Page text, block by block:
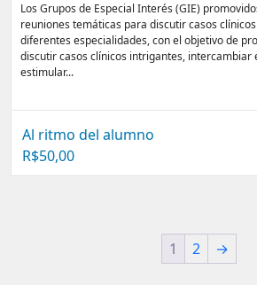
Los Grupos de Especial Interés (GIE)
reuniones temáticas para discutir casos
diferentes especialidades, con el objetivo de
discutir casos clínicos intrigantes, intercambiar
estimular...
Al ritmo del alumno
R$50,00
1 2 →